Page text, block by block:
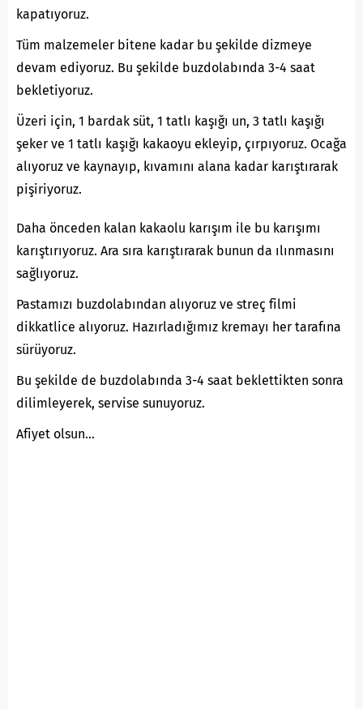
kapatıyoruz.
Tüm malzemeler bitene kadar bu şekilde dizmeye
devam ediyoruz. Bu şekilde buzdolabında 3-4 saat
bekletiyoruz.
Üzeri için, 1 bardak süt, 1 tatlı kaşığı un, 3 tatlı kaşığı
şeker ve 1 tatlı kaşığı kakaoyu ekleyip, çırpıyoruz. Ocağa
alıyoruz ve kaynayıp, kıvamını alana kadar karıştırarak
pişiriyoruz.
Daha önceden kalan kakaolu karışım ile bu karışımı
karıştırıyoruz. Ara sıra karıştırarak bunun da ılınmasını
sağlıyoruz.
Pastamızı buzdolabından alıyoruz ve streç filmi
dikkatlice alıyoruz. Hazırladığımız kremayı her tarafına
sürüyoruz.
Bu şekilde de buzdolabında 3-4 saat beklettikten sonra
dilimleyerek, servise sunuyoruz.
Afiyet olsun…